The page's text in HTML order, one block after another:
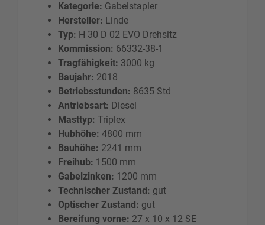
Kategorie: Gabelstapler
Hersteller: Linde
Typ: H 30 D 02 EVO Drehsitz
Kommission: 66332-38-1
Tragfähigkeit: 3000 kg
Baujahr: 2018
Betriebsstunden: 8635 Std
Antriebsart: Diesel
Masttyp: Triplex
Hubhöhe: 4800 mm
Bauhöhe: 2241 mm
Freihub: 1500 mm
Gabelzinken: 1200 mm
Technischer Zustand: gut
Optischer Zustand: gut
Bereifung vorne: 27 x 10 x 12 SE